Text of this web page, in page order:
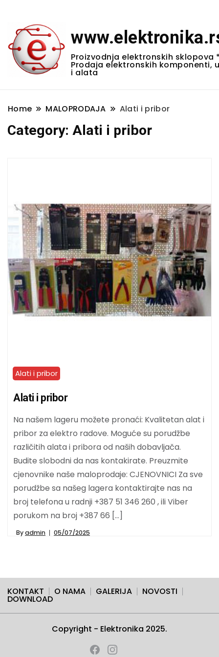
Proizvodnja elektronskih sklopova
Prodaja elektronskih komponenti,
i alata
Home MALOPRODAJA Alati i pribor
Category: Alati i pribor
Alati i pribor
Alati i pribor
Na našem lageru možete pronaći: Kvalitetan alat i
pribor za elektro radove. Moguće su porudžbe
različitih alata i pribora od naših dobavljača.
Budite slobodni da nas kontakirate. Preuzmite
cjenovnike naše maloprodaje: CJENOVNICI Za sve
porudžbe sa našeg lagera kontaktirajte nas na
broj telefona u radnji +387 51 346 260 , ili Viber
porukom na broj +387 66 […]
Byadmin 05/07/2025
KONTAKT O NAMA GALERIJA NOVOSTI
DOWNLOAD
Copyright - Elektronika 2025.